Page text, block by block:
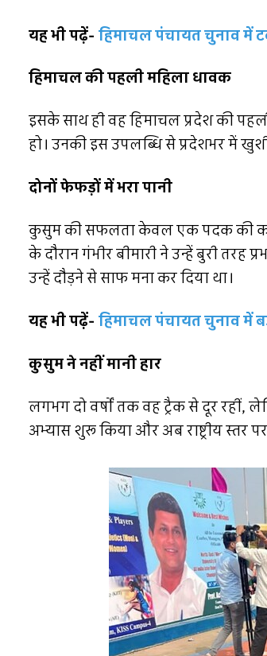
यह भी पढ़ें- हिमाचल पंचायत चुनाव में
हिमाचल की पहली महिला धावक
इसके साथ ही वह हिमाचल प्रदेश की
हो। उनकी इस उपलब्धि से प्रदेशभर में
दोनों फेफड़ों में भरा पानी
कुसुम की सफलता केवल एक पदक की
के दौरान गंभीर बीमारी ने उन्हें बुरी तरह
उन्हें दौड़ने से साफ मना कर दिया था।
यह भी पढ़ें- हिमाचल पंचायत चुनाव में
कुसुम ने नहीं मानी हार
लगभग दो वर्षों तक वह ट्रैक से दूर रहीं,
अभ्यास शुरू किया और अब राष्ट्रीय स्तर